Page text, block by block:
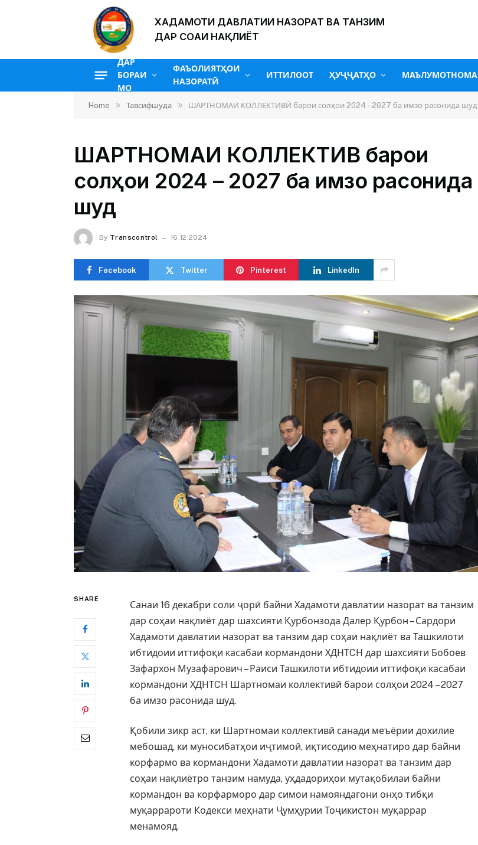
ХАДАМОТИ ДАВЛАТИИ НАЗОРАТ ВА ТАНЗИМ
ДАР СОҲАИ НАҚЛИЁТ
ДАР
БОРАИ
МО
ФАЪОЛИЯТҲОИ
НАЗОРАТӢ
ИТТИЛООТ ҲУҶҶАТҲО МАЪЛУМОТНОМА
Home » Тавсифшуда » ШАРТНОМАИ КОЛЛЕКТИВӢ барои солҳои 2024 – 2027 ба имзо расонида шуд
ШАРТНОМАИ КОЛЛЕКТИВӢ барои
солҳои 2024 – 2027 ба имзо расонида
шуд
By Transcontrol 16.12.2024
Facebook Twitter Pinterest LinkedIn
SHARE
Санаи 16 декабри соли ҷорӣ байни Хадамоти давлатии назорат ва танзим
дар соҳаи нақлиёт дар шахсияти Қурбонзода Далер Қурбон – Сардори
Хадамоти давлатии назорат ва танзим дар соҳаи нақлиёт ва Ташкилоти
ибтидоии иттифоқи касабаи кормандони ХДНТCН дар шахсияти Бобоев
Зафархон Музафарович – Раиси Ташкилоти ибтидоии иттифоқи касабаи
кормандони ХДНТCН Шартномаи коллективӣ барои солҳои 2024 – 2027
ба имзо расонида шуд.
Қобили зикр аст, ки Шартномаи коллективӣ санади меъёрии дохилие
мебошад, ки муносибатҳои иҷтимоӣ, иқтисодию меҳнатиро дар байни
корфармо ва кормандони Хадамоти давлатии назорат ва танзим дар
соҳаи нақлиётро танзим намуда, уҳдадориҳои мутақобилаи байни
кормандон ва корфарморо дар симои намояндагони онҳо тибқи
муқаррароти Кодекси меҳнати Ҷумҳурии Тоҷикистон муқаррар
менамояд.